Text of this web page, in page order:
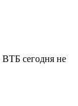
ВТБ сегодня не